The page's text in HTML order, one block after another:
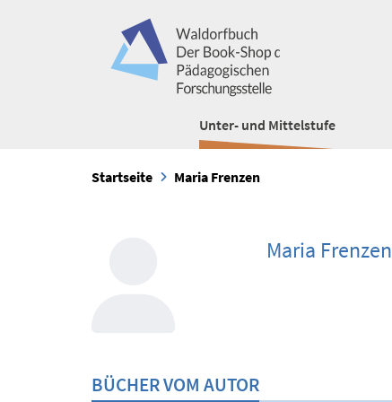
Unter- und Mittelstufe
Startseite Maria Frenzen
Maria Frenzen
BÜCHER VOM AUTOR